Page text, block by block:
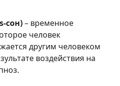
сон)– временное
человек
другим человеком
воздействия на